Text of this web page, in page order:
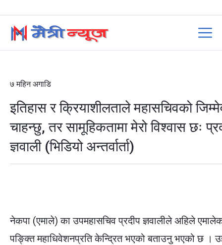
७ महिन अगाडि
इतिहास र क्रियाशीलताले महासचिवको
चाहन्छु, तर सामूहिकतामा मेरो विश्वास छः
ज्ञवाली (भिडियो अन्तर्वार्ता)
नेकपा (एमाले) का उपमहासचिव प्रदीप ज्ञवालीले अहिले
पङ्क्ति महाधिवेशनप्रति केन्द्रित भएको बताउनु भएको छ ।